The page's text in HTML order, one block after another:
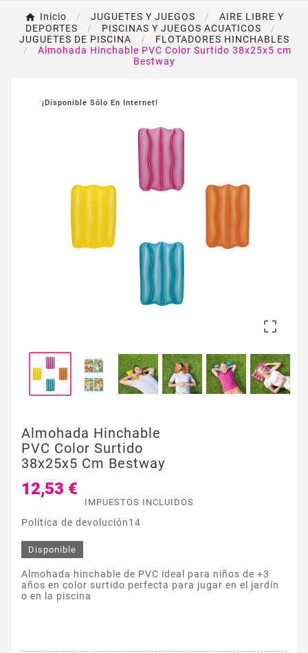
Inicio JUGUETES Y JUEGOS
AIRE LIBRE Y
DEPORTES
PISCINAS Y JUEGOS ACUATICOS
JUGUETES DE PISCINA
FLOTADORES HINCHABLES
Almohada Hinchable PVC Color Surtido 38x25x5 cm
Bestway
¡Disponible Sólo En Internet!

Almohada Hinchable
PVC Color Surtido
38x25x5 Cm Bestway
12,53 €
IMPUESTOS INCLUIDOS
Política de devolución14
Disponible
Almohada hinchable de PVC ideal para niños de +3
años en color surtido perfecta para jugar en el jardín
o en la piscina